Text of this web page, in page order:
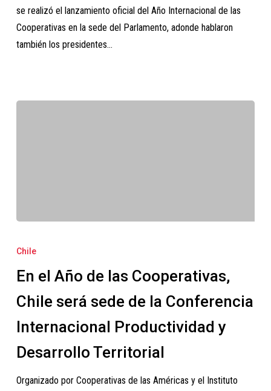
se realizó el lanzamiento oficial del Año Internacional de las
Cooperativas en la sede del Parlamento, adonde hablaron
también los presidentes…
el
de
las
Chile
será
de
Chile
En el Año de las Cooperativas,
Chile será sede de la Conferencia
Internacional Productividad y
Desarrollo Territorial
Organizado por Cooperativas de las Américas y el Instituto